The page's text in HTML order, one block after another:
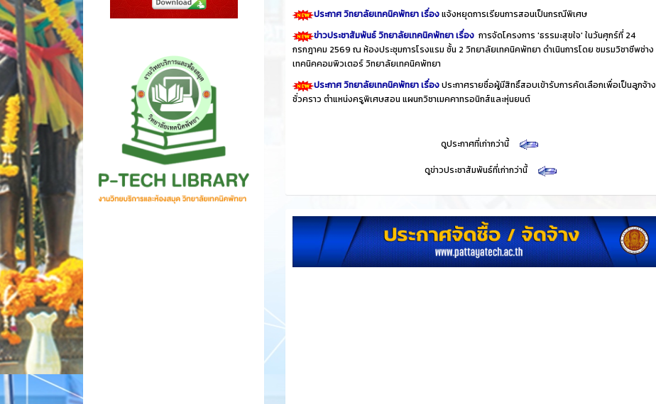
ประกาศ วิทยาลัยเทคนิคพัทยา เรื่องแจ้งหยุดการเรียนการสอนเป็นกรณีพิเศษ
ข่าวประชาสัมพันธ์ วิทยาลัยเทคนิคพัทยา เรื่อง การจัดโครงการ 'ธรรมะสุขใจ' ในวันศุกร์ที่ 24
กรกฎาคม 2569 ณ ห้องประชุมการโรงแรม ชั้น 2 วิทยาลัยเทคนิคพัทยา ดำเนินการโดย ชมรมวิชาชีพช่าง
เทคนิคคอมพิวเตอร์ วิทยาลัยเทคนิคพัทยา
ประกาศ วิทยาลัยเทคนิคพัทยา เรื่องประกาศรายชื่อผู้มีสิทธิ์สอบเข้ารับการคัดเลือกเพื่อเป็นลูกจ้าง
ชั่วคราว ตำแหน่งครูพิเศษสอน แผนกวิชาเมคคาทรอนิกส์และหุ่นยนต์
ดูประกาศที่เก่ากว่านี้
ดูข่าวประชาสัมพันธ์ที่เก่ากว่านี้